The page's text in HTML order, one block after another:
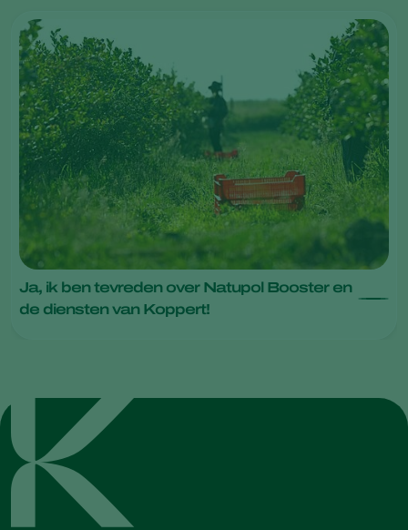
Ja, ik ben tevreden over Natupol Booster en
de diensten van Koppert!